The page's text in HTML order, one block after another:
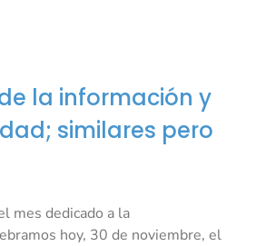
la información y
similares pero
mes dedicado a la
hoy, 30 de noviembre, el